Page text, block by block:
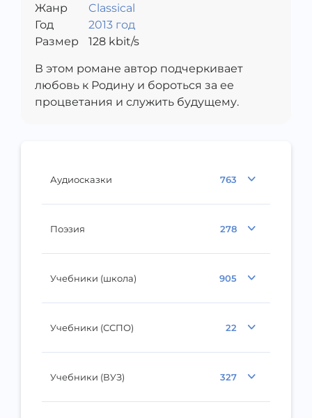
Аудиосказки 763
Поэзия 278
Учебники (школа) 905
Учебники (ССПО) 22
Учебники (ВУЗ) 327
Жанр
Classical
Год
2013 год
Размер
128kbit/s
В этом романе автор подчеркивает
любовь к Родину и бороться за ее
процветания и служить будущему.